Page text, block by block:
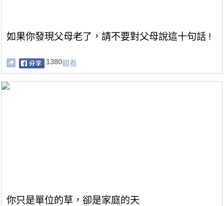
如果你發現父母老了，請不要對父母說這十句話 !
1380觀看
你只是單位的草，卻是家庭的天